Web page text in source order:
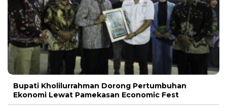
Bupati Kholilurrahman Dorong Pertumbuhan
Ekonomi Lewat Pamekasan Economic Fest